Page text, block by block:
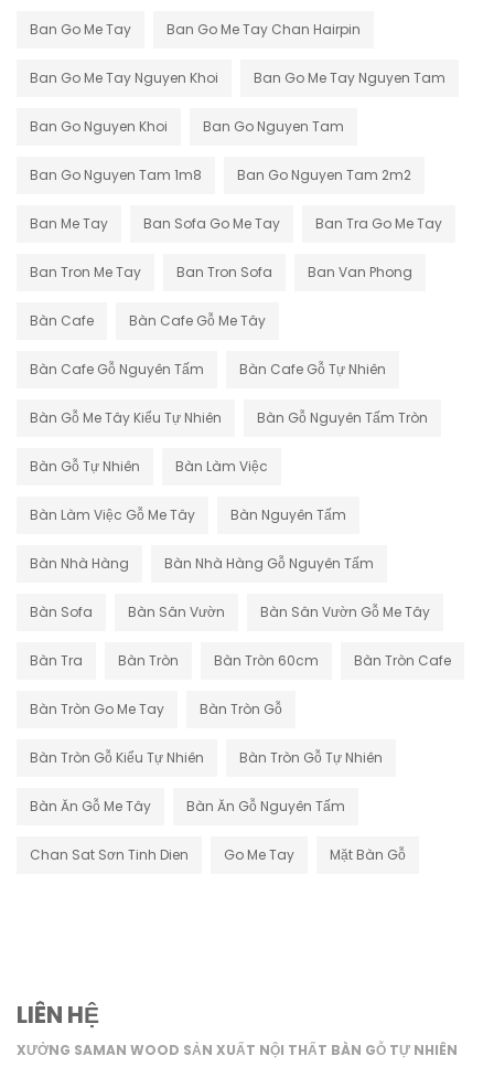
Ban Go Me Tay Ban Go Me Tay Chan Hairpin
Ban Go Me Tay Nguyen Khoi Ban Go Me Tay Nguyen Tam
Ban Go Nguyen Khoi Ban Go Nguyen Tam
Ban Go Nguyen Tam 1m8 Ban Go Nguyen Tam 2m2
Ban Me Tay Ban Sofa Go Me Tay Ban Tra Go Me Tay
Ban Tron Me Tay Ban Tron Sofa Ban Van Phong
Bàn Cafe Bàn Cafe Gỗ Me Tây
Bàn Cafe Gỗ Nguyên Tấm Bàn Cafe Gỗ Tự Nhiên
Bàn Gỗ Me Tây Kiểu Tự Nhiên Bàn Gỗ Nguyên Tấm Tròn
Bàn Gỗ Tự Nhiên Bàn Làm Việc
Bàn Làm Việc Gỗ Me Tây Bàn Nguyên Tấm
Bàn Nhà Hàng Bàn Nhà Hàng Gỗ Nguyên Tấm
Bàn Sofa Bàn Sân Vườn Bàn Sân Vườn Gỗ Me Tây
Bàn Tra Bàn Tròn Bàn Tròn 60cm Bàn Tròn Cafe
Bàn Tròn Go Me Tay Bàn Tròn Gỗ
Bàn Tròn Gỗ Kiểu Tự Nhiên Bàn Tròn Gỗ Tự Nhiên
Bàn Ăn Gỗ Me Tây Bàn Ăn Gỗ Nguyên Tấm
Chan Sat Sơn Tinh Dien Go Me Tay Mặt Bàn Gỗ
LIÊN HỆ
XƯỞNG SAMAN WOOD SẢN XUẤT NỘI THẤT BÀN GỖ TỰ NHIÊN